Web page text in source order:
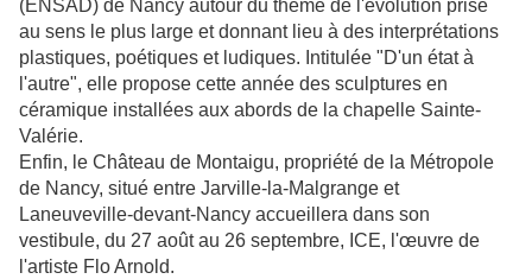
(ENSAD) de Nancy autour du thème de l'évolution prise
au sens le plus large et donnant lieu à des interprétations
plastiques, poétiques et ludiques. Intitulée "D'un état à
l'autre", elle propose cette année des sculptures en
céramique installées aux abords de la chapelle Sainte-
Valérie.
Enfin, le Château de Montaigu, propriété de la Métropole
de Nancy, situé entre Jarville-la-Malgrange et
Laneuveville-devant-Nancy accueillera dans son
vestibule, du 27 août au 26 septembre, ICE, l'œuvre de
l'artiste Flo Arnold.